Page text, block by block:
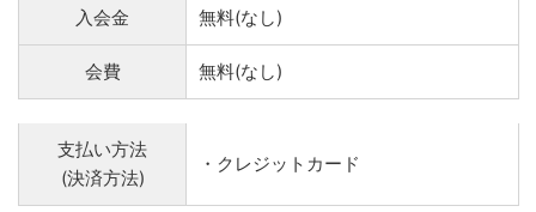
入会金 無料(なし)
会費 無料(なし)
支払い方法
(決済方法)
・クレジットカード